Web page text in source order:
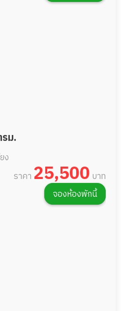
ม.
ง
ราคา 25,500 บาท
จองห้องพักนี้